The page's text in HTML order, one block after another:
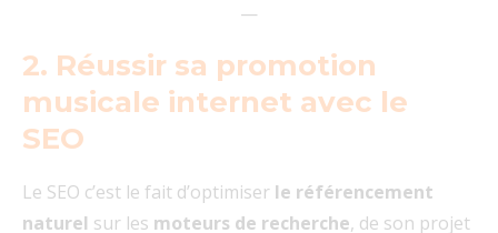
—
2. Réussir sa promotion
musicale internet avec le
SEO
Le SEO c’est le fait d’optimiser le référencement
naturel sur les moteurs de recherche, de son projet